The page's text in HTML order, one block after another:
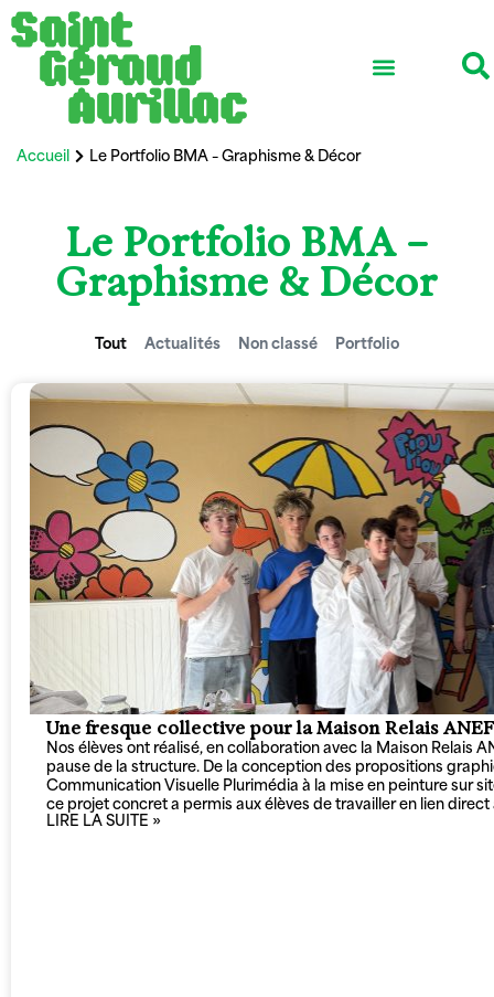
Accueil Le Portfolio BMA – Graphisme & Décor
Le Portfolio BMA –
Graphisme & Décor
Actualités Non classé Portfolio
Tout
Une fresque collective pour la Maison Relais
Nos élèves ont réalisé, en collaboration avec la Maison Relais
pause de la structure. De la conception des propositions
Communication Visuelle Plurimédia à la mise en peinture sur
ce projet concret a permis aux élèves de travailler en lien
LIRE LA SUITE »